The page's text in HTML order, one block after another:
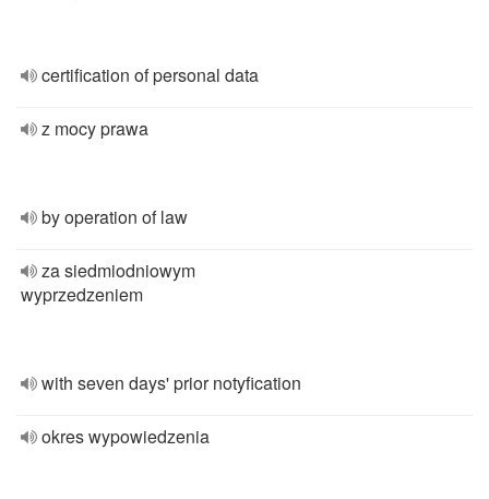
certification of personal data
z mocy prawa
by operation of law
za siedmiodniowym
wyprzedzeniem
with seven days' prior notyfication
okres wypowiedzenia